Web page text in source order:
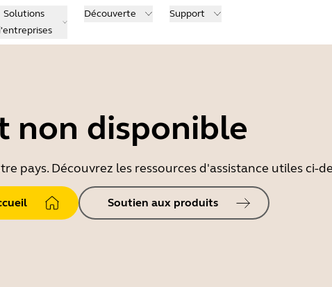
Solutions
Découverte Support
non disponible
pays. Découvrez les ressources d'assistance utiles ci-
Soutien aux produits